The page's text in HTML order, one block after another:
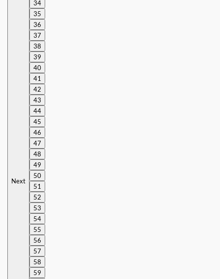
Next
34
35
36
37
38
39
40
41
42
43
44
45
46
47
48
49
50
51
52
53
54
55
56
57
58
59